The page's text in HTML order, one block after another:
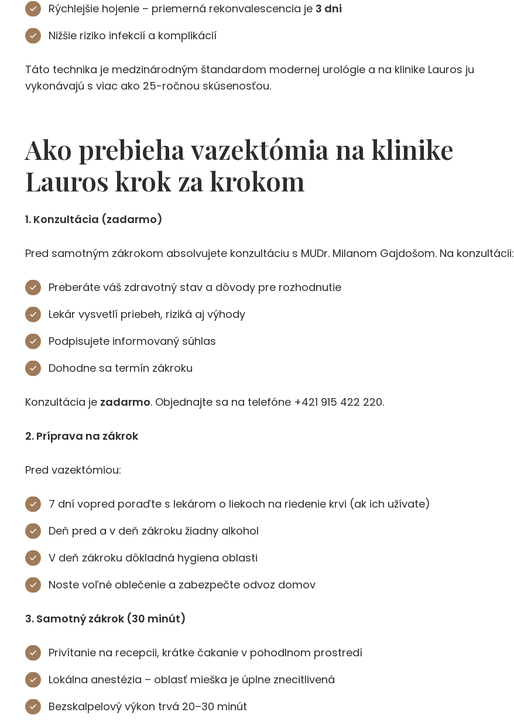
Rýchlejšie hojenie – priemerná rekonvalescencia je 3 dni
Nižšie riziko infekcií a komplikácií
Táto technika je medzinárodným štandardom modernej urológie a na klinike Lauros ju
vykonávajú s viac ako 25-ročnou skúsenosťou.
Ako prebieha vazektómia na klinike
Lauros krok za krokom
1. Konzultácia (zadarmo)
Pred samotným zákrokom absolvujete konzultáciu s MUDr. Milanom Gajdošom. Na konzultácii:
Preberáte váš zdravotný stav a dôvody pre rozhodnutie
Lekár vysvetlí priebeh, riziká aj výhody
Podpisujete informovaný súhlas
Dohodne sa termín zákroku
Konzultácia je zadarmo. Objednajte sa na telefóne +421 915 422 220.
2. Príprava na zákrok
Pred vazektómiou:
7 dní vopred poraďte s lekárom o liekoch na riedenie krvi (ak ich užívate)
Deň pred a v deň zákroku žiadny alkohol
V deň zákroku dôkladná hygiena oblasti
Noste voľné oblečenie a zabezpečte odvoz domov
3. Samotný zákrok (30 minút)
Privítanie na recepcii, krátke čakanie v pohodlnom prostredí
Lokálna anestézia – oblasť mieška je úplne znecitlivená
Bezskalpelový výkon trvá 20–30 minút